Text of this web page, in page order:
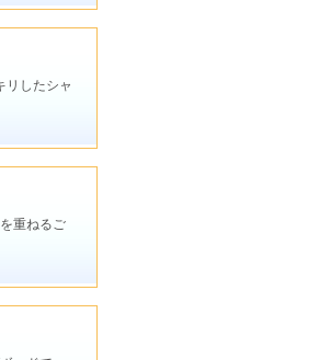
リしたシャ
重ねるご